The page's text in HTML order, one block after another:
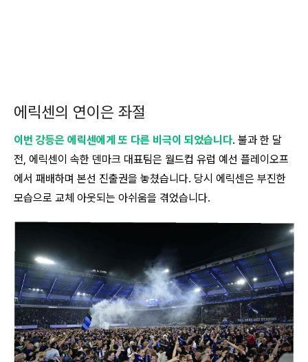
에릭센의 연이은 좌절
이번 강등은 에릭센에게 또 다른 비극이 되었습니다. 불과 한 달
전, 에릭센이 속한 덴마크 대표팀은 월드컵 유럽 예선 플레이오프
에서 패배하며 본선 진출권을 놓쳤습니다. 당시 에릭센은 부진한
모습으로 교체 아웃되는 아쉬움을 겪었습니다.